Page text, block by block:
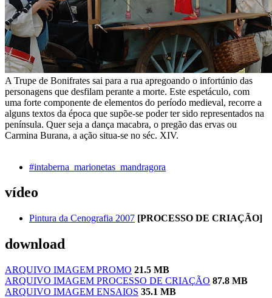
A Trupe de Bonifrates sai para a rua apregoando o infortúnio das
personagens que desfilam perante a morte. Este espetáculo, com
uma forte componente de elementos do período medieval, recorre a
alguns textos da época que supõe-se poder ter sido representados na
península. Quer seja a dança macabra, o pregão das ervas ou
Carmina Burana, a ação situa-se no séc. XIV.
#intaberna_marionetas_mandragora
vídeo
Pintura da Cenografia 2007 [PROCESSO DE CRIAÇÃO]
download
ARQUIVO IMAGEM PROMO 21.5 MB
ARQUIVO IMAGEM PROCESSO DE CRIAÇÃO 87.8 MB
ARQUIVO IMAGEM ENSAIOS 35.1 MB